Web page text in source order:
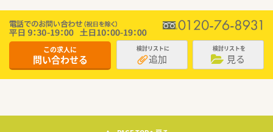
この求人に
問い合わせる
検討リストに
追加
検討リストを
見る